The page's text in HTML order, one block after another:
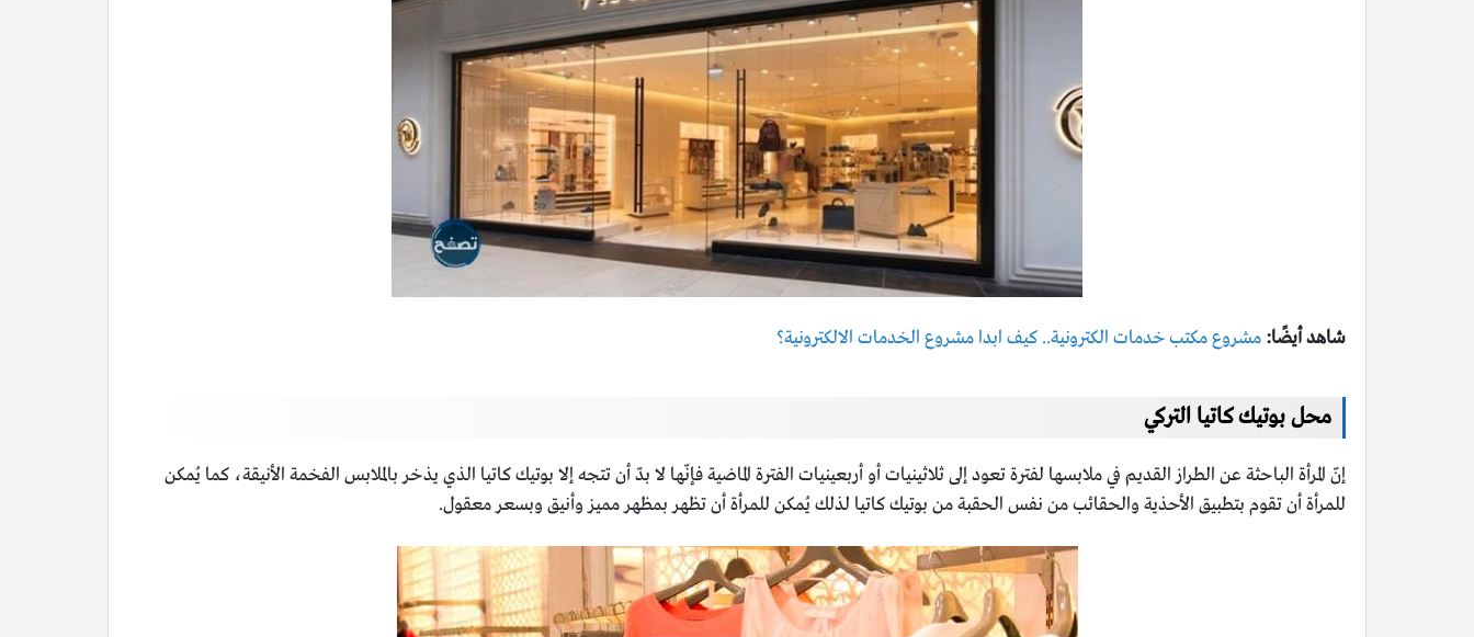
شاهد أيضًا: مشروع مكتب خدمات الكترونية.. كيف ابدا مشروع الخدمات الالكترونية؟
محل بوتيك كاتيا التركي
إنّ المرأة الباحثة عن الطراز القديم في ملابسها لفترة تعود إلى ثلاثينيات أو أربعينيات الفترة الماضية فإنّها لا بدّ أن تتجه إلا بوتيك كاتيا الذي يذخر بالملابس الفخمة الأنيقة، كما يُمكن
للمرأة أن تقوم بتطبيق الأحذية والحقائب من نفس الحقبة من بوتيك كاتيا لذلك يُمكن للمرأة أن تظهر بمظهر مميز وأنيق وبسعر معقول.